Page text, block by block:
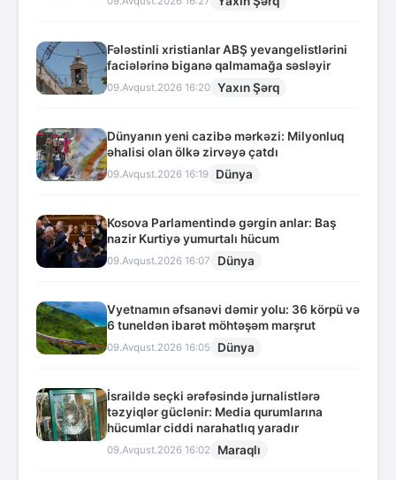
Fələstinli xristianlar ABŞ yevangelistlərini
faciələrinə biganə qalmamağa səsləyir
09.Avqust.2026 16:20 Yaxın Şərq
Dünyanın yeni cazibə mərkəzi: Milyonluq
əhalisi olan ölkə zirvəyə çatdı
09.Avqust.2026 16:19 Dünya
Kosova Parlamentində gərgin anlar: Baş
nazir Kurtiyə yumurtalı hücum
09.Avqust.2026 16:07 Dünya
Vyetnamın əfsanəvi dəmir yolu: 36 körpü və
6 tuneldən ibarət möhtəşəm marşrut
09.Avqust.2026 16:05 Dünya
İsraildə seçki ərəfəsində jurnalistlərə
təzyiqlər güclənir: Media qurumlarına
hücumlar ciddi narahatlıq yaradır
09.Avqust.2026 16:02 Maraqlı